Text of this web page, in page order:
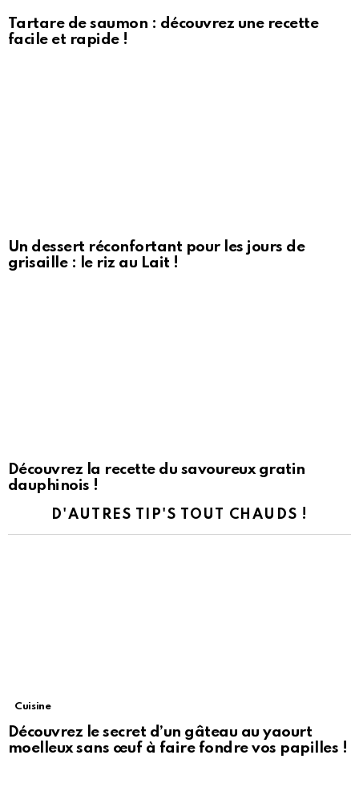
Tartare de saumon : découvrez une recette
facile et rapide !
Un dessert réconfortant pour les jours de
grisaille : le riz au Lait !
Découvrez la recette du savoureux gratin
dauphinois !
D'AUTRES TIP'S TOUT CHAUDS !
Cuisine
Découvrez le secret d’un gâteau au yaourt
moelleux sans œuf à faire fondre vos papilles !